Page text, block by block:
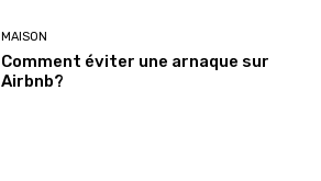
MAISON
Comment éviter une arnaque sur
Airbnb?